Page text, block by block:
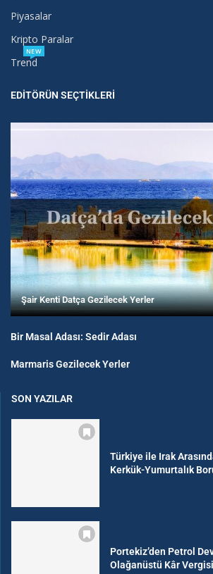
Piyasalar
Kripto Paralar
Trend
NEW
EDITÖRÜN SEÇTIKLERI
Şair Kenti Datça Gezilecek Yerler
Bir Masal Adası: Sedir Adası
Marmaris Gezilecek Yerler
SON YAZILAR
Türkiye ile Irak
Kerkük-Yumurtalık
Portekiz’den Petrol
Olağanüstü Kâr